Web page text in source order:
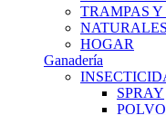
TRAMPAS Y
NATURALES
HOGAR
Ganadería
SPRAY
POLVO